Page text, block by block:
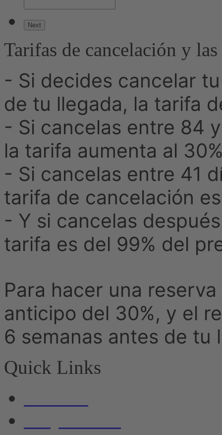
Tarifas de cancelación y
- Si decides cancelar
de tu llegada, la tarifa
- Si cancelas entre 84
la tarifa aumenta al
- Si cancelas entre 41
tarifa de cancelación
- Y si cancelas
tarifa es del 99% del
Para hacer una
anticipo del 30%, y el
6 semanas antes de tu
Quick Links